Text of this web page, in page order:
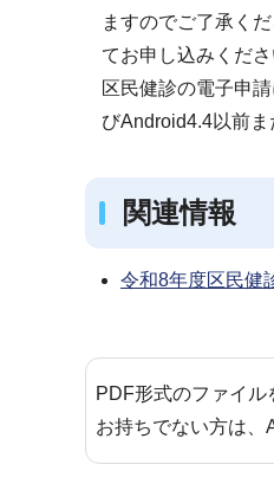
ますのでご了承く
てお申し込みくださ
区民健診の電子申
びAndroid4.4以前
関連情報
令和8年度区民健
PDF形式のファイル
お持ちでない方は、